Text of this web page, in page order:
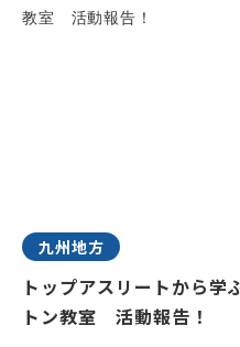
九州地方
トップアスリートから学
トン教室 活動報告！